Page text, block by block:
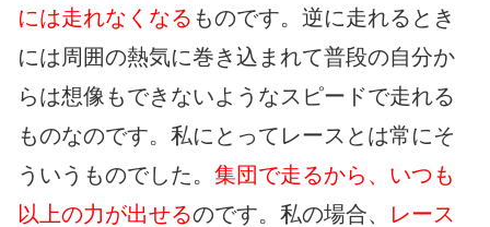
には走れなくなる ものです。逆に走れるとき
には周囲の熱気に巻き込まれて普段の自分か
らは想像もできないようなスピードで走れる
ものなのです。私にとってレースとは常にそ
ういうものでした。 集団で走るから、いつも
以上の力が出せるのです。私の場合、
レース